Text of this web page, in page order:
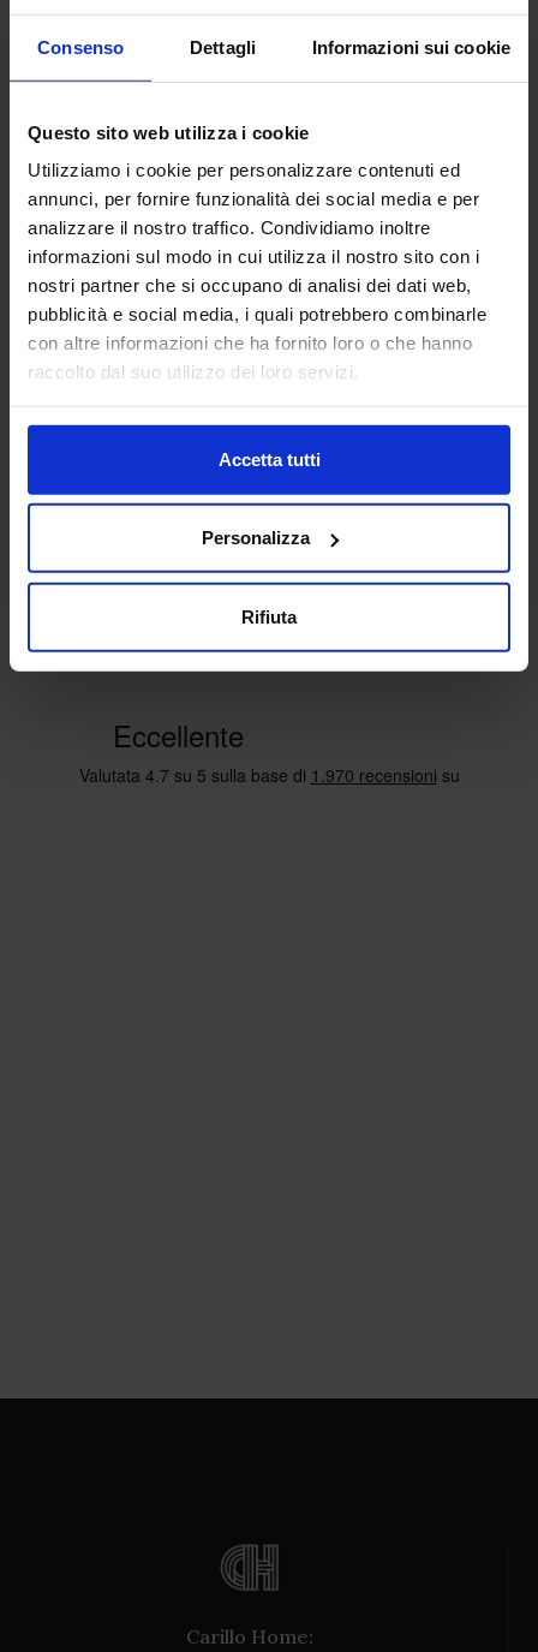
Consenso Dettagli Informazioni sui cookie
Questo sito web utilizza i cookie
Utilizziamo i cookie per personalizzare contenuti ed
annunci, per fornire funzionalità dei social media e per
analizzare il nostro traffico. Condividiamo inoltre
informazioni sul modo in cui utilizza il nostro sito con i
nostri partner che si occupano di analisi dei dati web,
pubblicità e social media, i quali potrebbero combinarle
con altre informazioni che ha fornito loro o che hanno
raccolto dal suo utilizzo dei loro servizi.
Accetta tutti
Personalizza
Rifiuta
Riviera
Trapuntino In Percalle Rainbow
109,90 € Da 77,00€
Colori disponibili
Carillo Home: